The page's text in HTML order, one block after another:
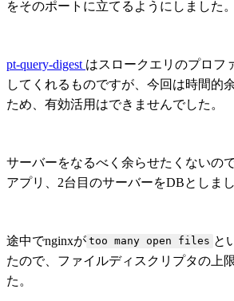
をそのポートに立てるようにしました。
pt-query-digest はスロークエリのプロフ
してくれるものですが、今回は時間的
ため、有効活用はできませんでした。
サーバーをなるべく余らせたくないの
アプリ、2台目のサーバーをDBとしまし
途中でnginxが too many open files と
たので、ファイルディスクリプタの上
た。